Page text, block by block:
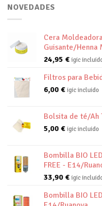
NOVEDADES
Cera
Guisante/Henna
24,95 € igic
Filtros para
6,00 € igic incluido
Bolsita de té/Ah
5,00 € igic incluido
Bombilla BIO
FREE - E14/
33,90 € igic
Bombilla BIO